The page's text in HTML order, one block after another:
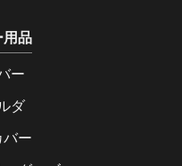
用品
ー
ダ
バー